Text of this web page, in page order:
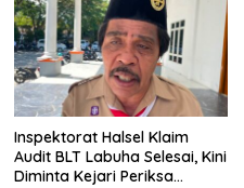
Inspektorat Halsel Klaim
Audit BLT Labuha Selesai, Kini
Diminta Kejari Periksa